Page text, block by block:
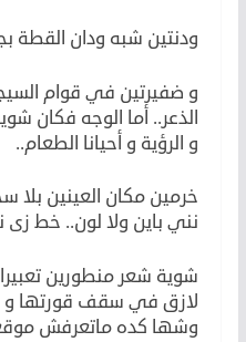
ودنتين شبه ودان القطة
و ضفيرتين في قوام
الذعر.. أما الوجه فكان
و الرؤية و أحيانا الطعام..
خرمين مكان العينين بلا
نني باين ولا لون.. خط
شوية شعر منطورين
لازق في سقف قورتها و
وشها كده ماتعرفش